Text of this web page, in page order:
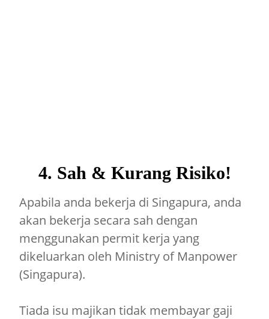
4. Sah & Kurang Risiko!
Apabila anda bekerja di Singapura, anda
akan bekerja secara sah dengan
menggunakan permit kerja yang
dikeluarkan oleh Ministry of Manpower
(Singapura).
Tiada isu majikan tidak membayar gaji